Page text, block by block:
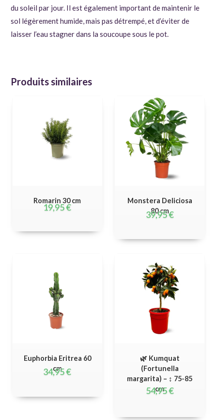
du soleil par jour. Il est également important de maintenir le
sol légèrement humide, mais pas détrempé, et d’éviter de
laisser l’eau stagner dans la soucoupe sous le pot.
Produits similaires
Romarin 30 cm
19,95€
Monstera Deliciosa
80 cm
39,95€
Euphorbia Eritrea 60
cm
34,95€
🌿 Kumquat
(Fortunella
margarita) – ↕ 75-85
cm
54,95€